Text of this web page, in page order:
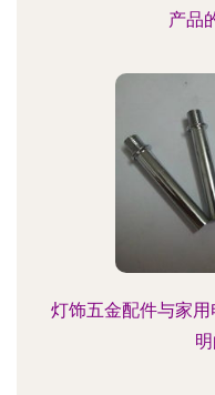
产品
灯饰五金配件与家